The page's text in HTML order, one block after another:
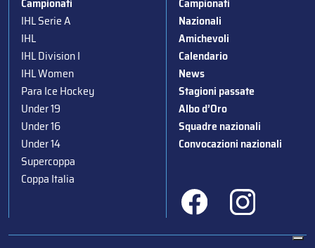
IHL Serie A
IHL
IHL Division I
IHL Women
Para Ice Hockey
Under 19
Under 16
Under 14
Supercoppa
Coppa Italia
Nazionali
Amichevoli
Calendario
News
Stagioni passate
Albo d’Oro
Squadre nazionali
Convocazioni nazionali